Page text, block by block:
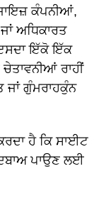
ਕੰਪਨੀਆਂ,
ਅਧਿਕਾਰਤ
ਇੱਕੋ ਇੱਕ
ਰਾਹੀਂ
ਜਾਂ ਗੁੰਮਰਾਹਕੁੰਨ
ਹੈ ਕਿ ਸਾਈਟ
ਪਾਉਣ ਲਈ